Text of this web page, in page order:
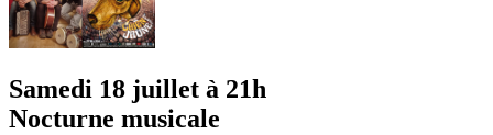
Samedi 18 juillet à 21h
Nocturne musicale